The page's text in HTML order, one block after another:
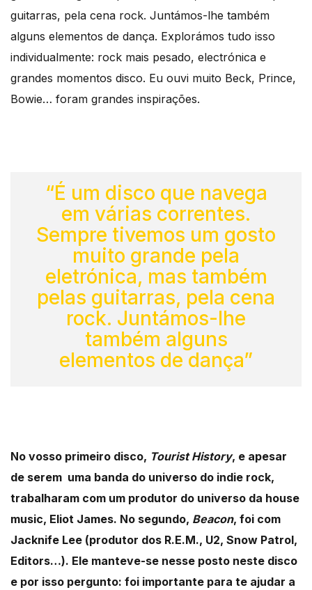
guitarras, pela cena rock. Juntámos-lhe também
alguns elementos de dança. Explorámos tudo isso
individualmente: rock mais pesado, electrónica e
grandes momentos disco. Eu ouvi muito Beck, Prince,
Bowie… foram grandes inspirações.
“É um disco que navega
em várias correntes.
Sempre tivemos um gosto
muito grande pela
eletrónica, mas também
pelas guitarras, pela cena
rock. Juntámos-lhe
também alguns
elementos de dança”
No vosso primeiro disco, Tourist History, e apesar
de serem uma banda do universo do indie rock,
trabalharam com um produtor do universo da house
music, Eliot James. No segundo, Beacon, foi com
Jacknife Lee (produtor dos R.E.M., U2, Snow Patrol,
Editors…). Ele manteve-se nesse posto neste disco
e por isso pergunto: foi importante para te ajudar a